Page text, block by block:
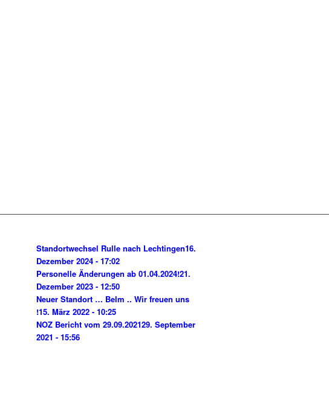
Standortwechsel Rulle nach Lechtingen16.
Dezember 2024 - 17:02
Personelle Änderungen ab 01.04.2024!21.
Dezember 2023 - 12:50
Neuer Standort … Belm .. Wir freuen uns
!15. März 2022 - 10:25
NOZ Bericht vom 29.09.202129. September
2021 - 15:56